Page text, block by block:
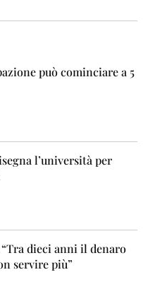
può cominciare a 5
l’università per
dieci anni il denaro
servire più”